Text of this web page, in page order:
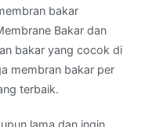
bakar
Bakar dan
bakar yang cocok di
membran bakar per
terbaik.